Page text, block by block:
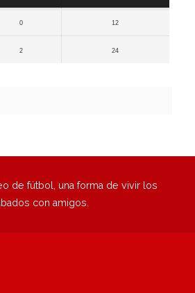
0 12
2 24
de fútbol, una forma de vivir los
con amigos.